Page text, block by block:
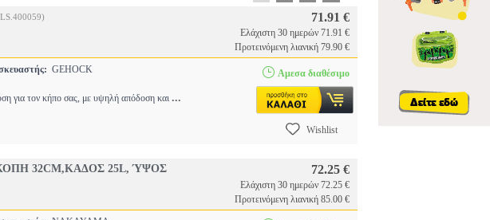
71.91 €
Ελάχιστη 30 ημερών 71.91 €
Προτεινόμενη λιανική 79.90 €
GEHOCK
για τον κήπο σας, με υψηλή απόδοση και ...
Αμεσα διαθέσιμο
Wishlist
32CM,ΚΑΔΟΣ 25L, ΎΨΟΣ
72.25 €
Ελάχιστη 30 ημερών 72.25 €
Προτεινόμενη λιανική 85.00 €